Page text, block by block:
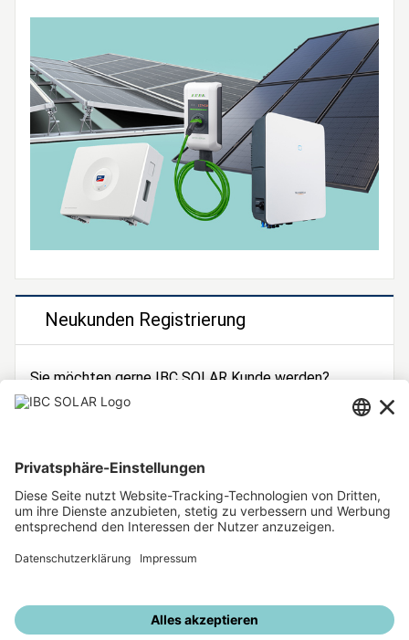
Neukunden Registrierung
Sie möchten gerne IBC SOLAR Kunde werden?
Dann registrieren Sie sich jetzt!
Unsere weiteren Angebote
IBC SOLAR Webseite